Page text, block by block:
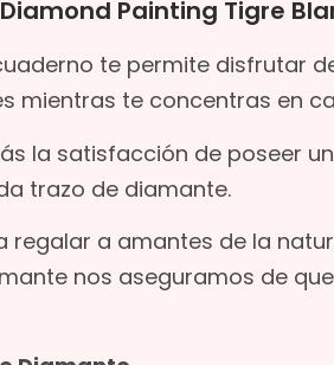
Painting Tigre
te permite disfrutar
mientras te concentras en
la satisfacción de poseer
trazo de diamante.
regalar a amantes de la
nos aseguramos de